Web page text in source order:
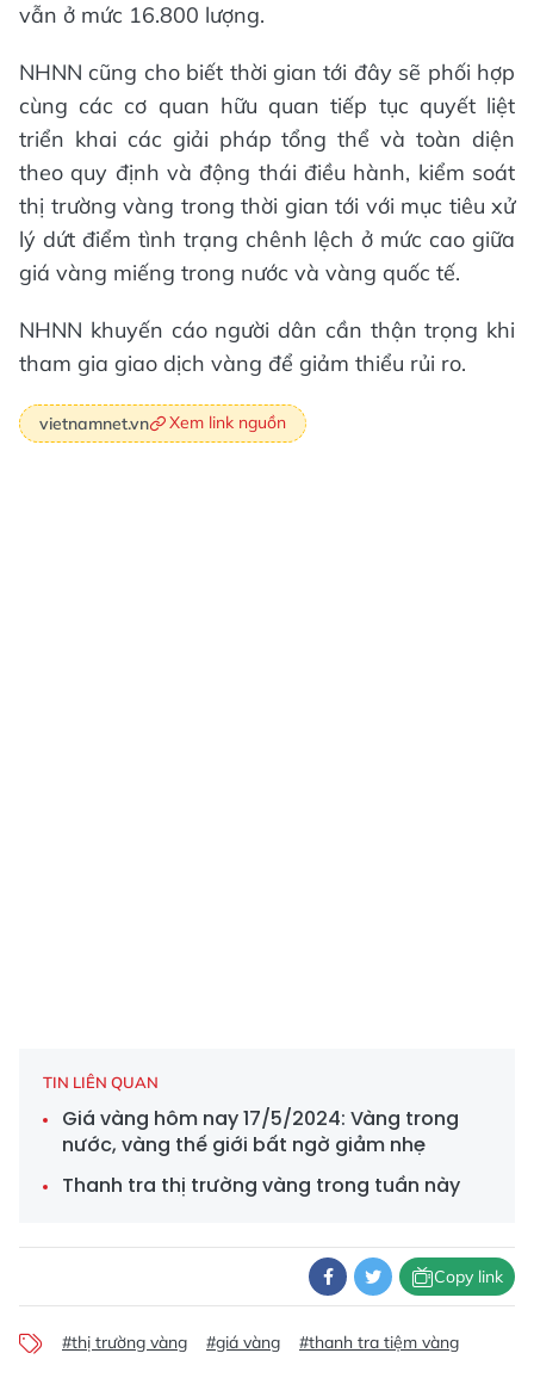
vẫn ở mức 16.800 lượng.
NHNN cũng cho biết thời gian tới đây sẽ phối hợp
cùng các cơ quan hữu quan tiếp tục quyết liệt
triển khai các giải pháp tổng thể và toàn diện
theo quy định và động thái điều hành, kiểm soát
thị trường vàng trong thời gian tới với mục tiêu xử
lý dứt điểm tình trạng chênh lệch ở mức cao giữa
giá vàng miếng trong nước và vàng quốc tế.
NHNN khuyến cáo người dân cần thận trọng khi
tham gia giao dịch vàng để giảm thiểu rủi ro.
vietnamnet.vn Xem link nguồn
TIN LIÊN QUAN
Giá vàng hôm nay 17/5/2024: Vàng trong
nước, vàng thế giới bất ngờ giảm nhẹ
Thanh tra thị trường vàng trong tuần này
Copy link
#thị trường vàng #giá vàng #thanh tra tiệm vàng